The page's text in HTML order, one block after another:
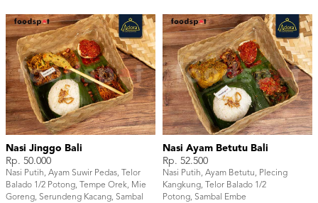
Nasi Jinggo Bali
Rp. 50.000
Nasi Putih, Ayam Suwir Pedas, Telor
Balado 1/2 Potong, Tempe Orek, Mie
Goreng, Serundeng Kacang, Sambal
Nasi Ayam Betutu Bali
Rp. 52.500
Nasi Putih, Ayam Betutu, Plecing
Kangkung, Telor Balado 1/2
Potong, Sambal Embe